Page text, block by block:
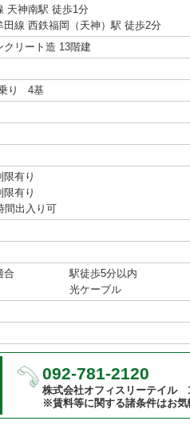
天神南駅 徒歩1分
田線 西鉄福岡（天神）駅 徒歩2分
クリート造 13階建
り 4基
限有り
限有り
間出入り可
合
駅徒歩5分以内
光ケーブル
092-781-2120
株式会社オフィスリーテイル
※賃料等に関する諸条件はお